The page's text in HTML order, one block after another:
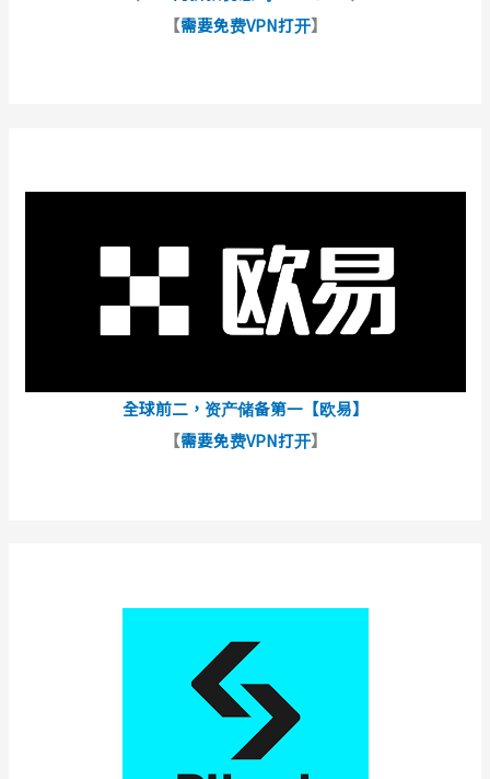
【需要免费VPN打开】
全球前二，资产储备第一【欧易】
【需要免费VPN打开】